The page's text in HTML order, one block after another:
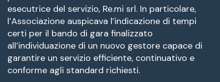
esecutrice del servizio, Re.mi srl. In particolare,
l’Associazione auspicava l’indicazione di tempi
certi per il bando di gara finalizzato
all’individuazione di un nuovo gestore capace di
garantire un servizio efficiente, continuativo e
conforme agli standard richiesti.